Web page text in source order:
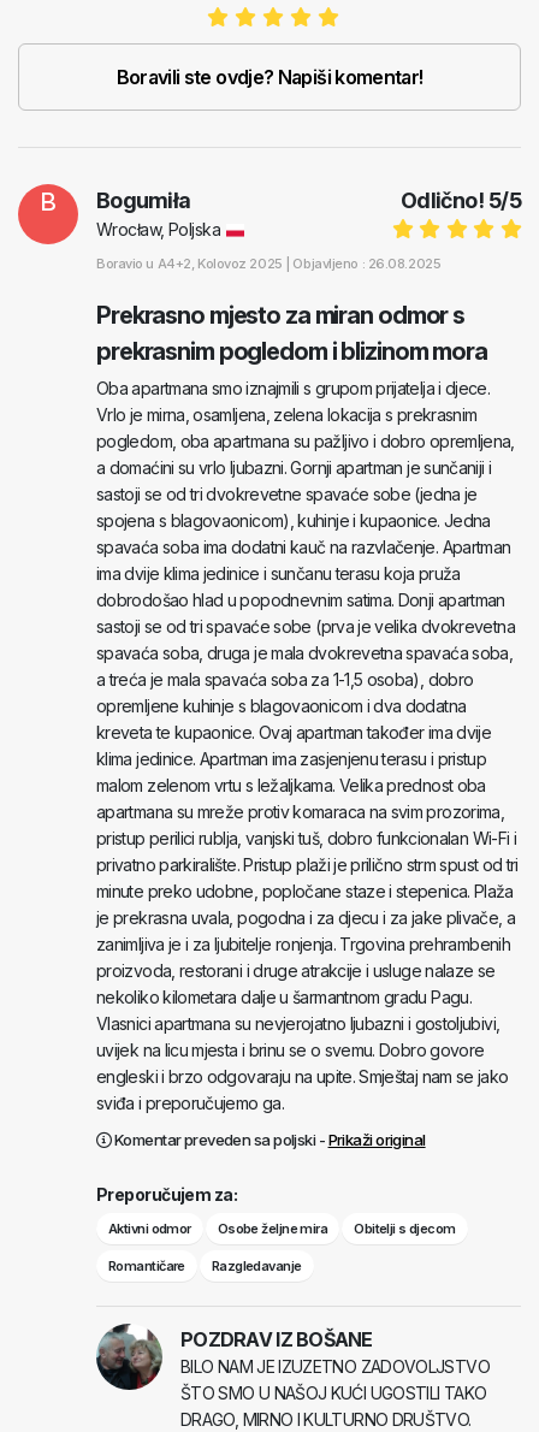
Boravili ste ovdje? Napiši komentar!
B Odlično! 5/5
Bogumiła
Wrocław, Poljska
Boravio u A4+2, Kolovoz 2025 | Objavljeno : 26.08.2025
Prekrasno mjesto za miran odmor s
prekrasnim pogledom i blizinom mora
Oba apartmana smo iznajmili s grupom prijatelja i djece.
Vrlo je mirna, osamljena, zelena lokacija s prekrasnim
pogledom, oba apartmana su pažljivo i dobro opremljena,
a domaćini su vrlo ljubazni. Gornji apartman je sunčaniji i
sastoji se od tri dvokrevetne spavaće sobe (jedna je
spojena s blagovaonicom), kuhinje i kupaonice. Jedna
spavaća soba ima dodatni kauč na razvlačenje. Apartman
ima dvije klima jedinice i sunčanu terasu koja pruža
dobrodošao hlad u popodnevnim satima. Donji apartman
sastoji se od tri spavaće sobe (prva je velika dvokrevetna
spavaća soba, druga je mala dvokrevetna spavaća soba,
a treća je mala spavaća soba za 1-1,5 osoba), dobro
opremljene kuhinje s blagovaonicom i dva dodatna
kreveta te kupaonice. Ovaj apartman također ima dvije
klima jedinice. Apartman ima zasjenjenu terasu i pristup
malom zelenom vrtu s ležaljkama. Velika prednost oba
apartmana su mreže protiv komaraca na svim prozorima,
pristup perilici rublja, vanjski tuš, dobro funkcionalan Wi-Fi i
privatno parkiralište. Pristup plaži je prilično strm spust od tri
minute preko udobne, popločane staze i stepenica. Plaža
je prekrasna uvala, pogodna i za djecu i za jake plivače, a
zanimljiva je i za ljubitelje ronjenja. Trgovina prehrambenih
proizvoda, restorani i druge atrakcije i usluge nalaze se
nekoliko kilometara dalje u šarmantnom gradu Pagu.
Vlasnici apartmana su nevjerojatno ljubazni i gostoljubivi,
uvijek na licu mjesta i brinu se o svemu. Dobro govore
engleski i brzo odgovaraju na upite. Smještaj nam se jako
sviđa i preporučujemo ga.
Komentar preveden sa poljski -Prikaži original
Preporučujem za:
Aktivni odmor Osobe željne mira Obitelji s djecom
Romantičare Razgledavanje
POZDRAV IZ BOŠANE
BILO NAM JE IZUZETNO ZADOVOLJSTVO
ŠTO SMO U NAŠOJ KUĆI UGOSTILI TAKO
DRAGO, MIRNO I KULTURNO DRUŠTVO.